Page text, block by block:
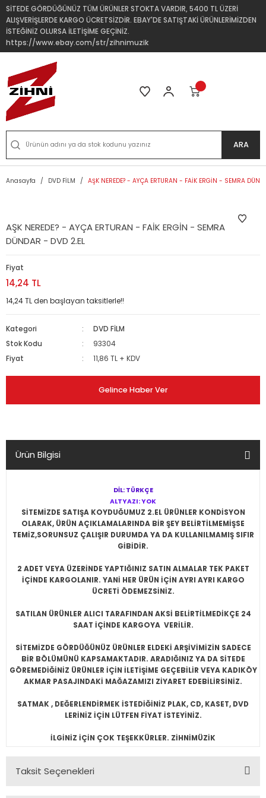
SİTEDE GÖRDÜĞÜNÜZ TÜM ÜRÜNLER STOKTA VARDIR, 5400 TL ÜZERİ
ALIŞVERİŞLERDE KARGO ÜCRETSİZDİR. EBAY'DE SATIŞTAKİ ÜRÜNLERİMİZDEN
İSTEĞİNİZ OLURSA İLETİŞİME GEÇİNİZ.
https://www.ebay.com/str/zihnimuzik
ARA
Anasayfa DVD FİLM AŞK NEREDE? - AYÇA ERTURAN - FAİK ERGİN - SEMRA
AŞK NEREDE? - AYÇA ERTURAN - FAİK ERGİN - SEMRA
DÜNDAR - DVD 2.EL
Fiyat
14,24 TL
14,24 TL den başlayan taksitlerle!!
Kategori
DVD FİLM
Stok Kodu
93304
Fiyat
11,86 TL + KDV
Gelince Haber Ver
Ürün Bilgisi
DİL: TÜRKÇE
ALTYAZI: YOK
SİTEMİZDE SATIŞA KOYDUĞUMUZ 2.EL ÜRÜNLER KONDİSYON
OLARAK, ÜRÜN AÇIKLAMALARINDA BİR ŞEY BELİRTİLMEMİŞSE
TEMİZ,SORUNSUZ ÇALIŞIR DURUMDA YA DA KULLANILMAMIŞ SIFIR
GİBİDİR.
2 ADET VEYA ÜZERİNDE YAPTIĞINIZ SATIN ALMALAR TEK PAKET
İÇİNDE KARGOLANIR. YANİ HER ÜRÜN İÇİN AYRI AYRI KARGO
ÜCRETİ ÖDEMEZSİNİZ.
SATILAN ÜRÜNLER ALICI TARAFINDAN AKSİ BELİRTİLMEDİKÇE 24
SAAT İÇİNDE KARGOYA VERİLİR.
SİTEMİZDE GÖRDÜĞÜNÜZ ÜRÜNLER ELDEKİ ARŞİVİMİZİN SADECE
BİR BÖLÜMÜNÜ KAPSAMAKTADIR. ARADIĞINIZ YA DA SİTEDE
GÖREMEDİĞİNİZ ÜRÜNLER İÇİN İLETİŞİME GEÇEBİLİR VEYA KADIKÖY
AKMAR PASAJINDAKİ MAĞAZAMIZI ZİYARET EDEBİLİRSİNİZ.
SATMAK , DEĞERLENDİRMEK İSTEDİĞİNİZ PLAK, CD, KASET, DVD
LERİNİZ İÇİN LÜTFEN FİYAT İSTEYİNİZ.
İLGİNİZ İÇİN ÇOK TEŞEKKÜRLER. ZİHNİMÜZİK
Taksit Seçenekleri